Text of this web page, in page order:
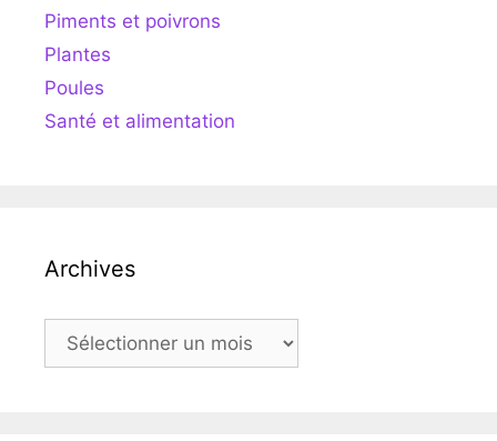
Piments et poivrons
Plantes
Poules
Santé et alimentation
Archives
Archives